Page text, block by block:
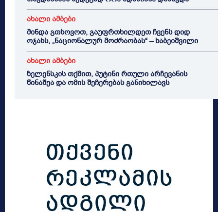
ახალი ამბები
მინდა გთხოვოთ, გაუფრთხილდეთ ჩვენს დიდ
ოჯახს, „ნაციონალურ მოძრაობას“ – ხაბეიშვილი
ახალი ამბები
ზელენსკის თქმით, პუტინი რთული არჩევანის
წინაშეა და ომის შეჩერებას განიხილავს